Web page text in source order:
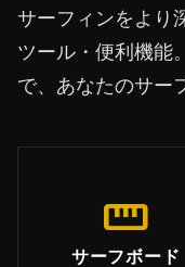
サーフィンをより
ツール・便利機能
で、あなたのサー
straighten
サーフボード